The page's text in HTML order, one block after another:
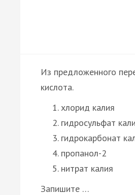
Из предложенного
кислота.
хлорид калия
гидросульфат
гидрокарбонат
пропанол-2
нитрат калия
Запишите …